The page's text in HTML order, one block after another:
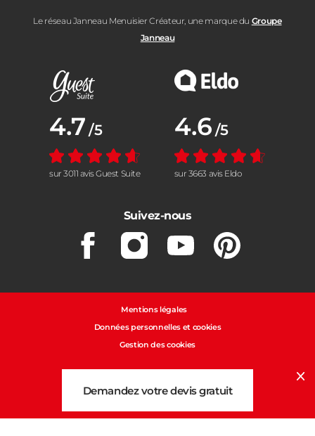
Le réseau Janneau Menuisier Créateur, une marque du Groupe
Janneau
Note moyenne :
4.7 /5
sur 3011 avis Guest Suite
Note moyenne :
4.6 /5
sur 3663 avis Eldo
Suivez-nous
FacebookInstagramYoutubePinterest
Mentions légales
Données personnelles et cookies
Gestion des cookies
Demandez votre devis gratuit